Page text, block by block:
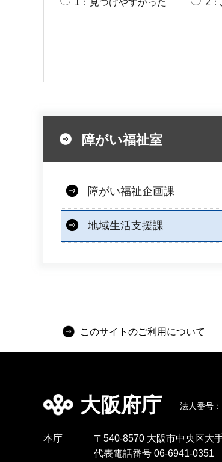
障がい福祉室
障がい福祉企画課
地域生活支援課
このサイトのご利用について
大阪府庁 法人番号
本庁
〒540-8570 大阪市中央区大
代表電話番号 06-6941-0351